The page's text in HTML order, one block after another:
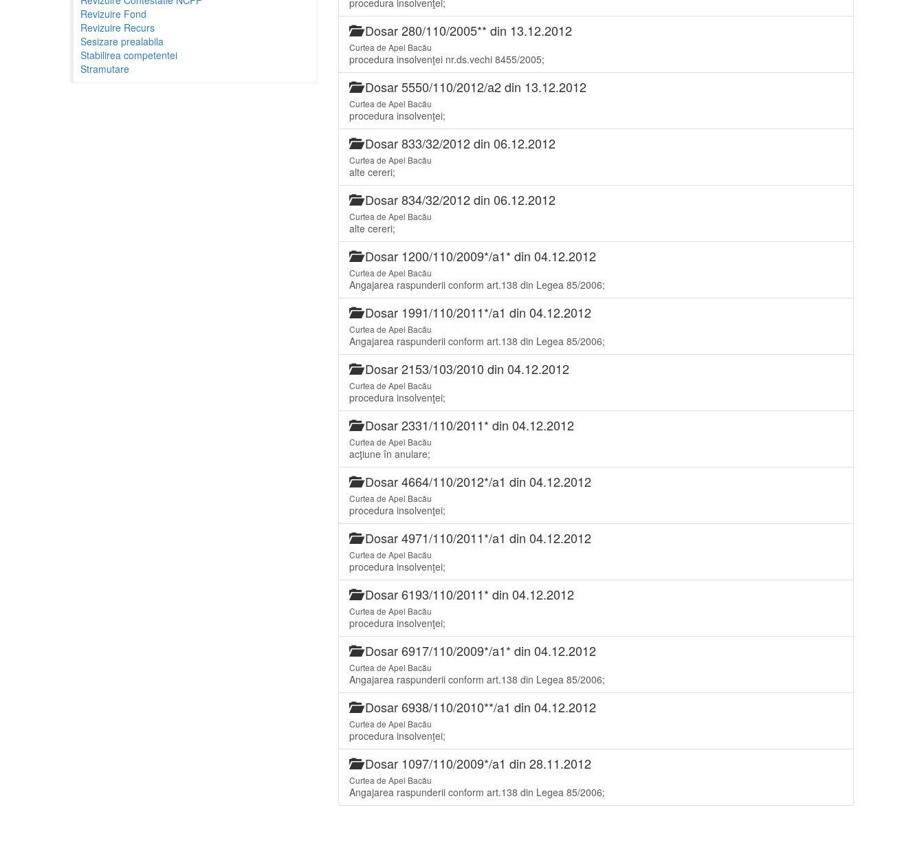
Revizuire Fond
Revizuire Recurs
Sesizare prealabila
Stabilirea competentei
Stramutare
procedura insolvenţei;
Dosar 280/110/2005** din 13.12.2012
Curtea de Apel Bacău
procedura insolvenţei nr.ds.vechi 8455/2005;
Dosar 5550/110/2012/a2 din 13.12.2012
Curtea de Apel Bacău
procedura insolvenţei;
Dosar 833/32/2012 din 06.12.2012
Curtea de Apel Bacău
alte cereri;
Dosar 834/32/2012 din 06.12.2012
Curtea de Apel Bacău
alte cereri;
Dosar 1200/110/2009*/a1* din 04.12.2012
Curtea de Apel Bacău
Angajarea raspunderii conform art.138 din Legea 85/2006;
Dosar 1991/110/2011*/a1 din 04.12.2012
Curtea de Apel Bacău
Angajarea raspunderii conform art.138 din Legea 85/2006;
Dosar 2153/103/2010 din 04.12.2012
Curtea de Apel Bacău
procedura insolvenţei;
Dosar 2331/110/2011* din 04.12.2012
Curtea de Apel Bacău
acţiune în anulare;
Dosar 4664/110/2012*/a1 din 04.12.2012
Curtea de Apel Bacău
procedura insolvenţei;
Dosar 4971/110/2011*/a1 din 04.12.2012
Curtea de Apel Bacău
procedura insolvenţei;
Dosar 6193/110/2011* din 04.12.2012
Curtea de Apel Bacău
procedura insolvenţei;
Dosar 6917/110/2009*/a1* din 04.12.2012
Curtea de Apel Bacău
Angajarea raspunderii conform art.138 din Legea 85/2006;
Dosar 6938/110/2010**/a1 din 04.12.2012
Curtea de Apel Bacău
procedura insolvenţei;
Dosar 1097/110/2009*/a1 din 28.11.2012
Curtea de Apel Bacău
Angajarea raspunderii conform art.138 din Legea 85/2006;